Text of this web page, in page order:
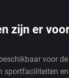
zijn er
voor
sportfaciliteiten